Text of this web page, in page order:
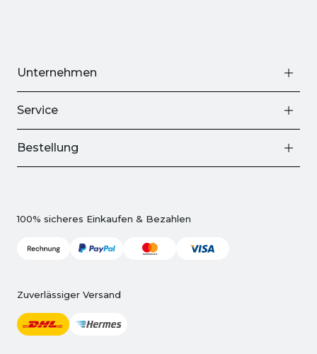
Unternehmen
Service
Bestellung
100% sicheres Einkaufen & Bezahlen
Zuverlässiger Versand